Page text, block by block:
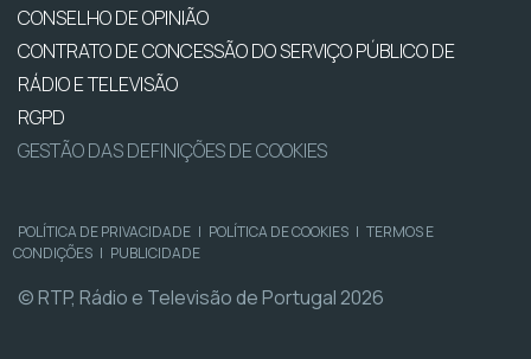
CONSELHO DE OPINIÃO
CONTRATO DE CONCESSÃO DO SERVIÇO PÚBLICO DE
RÁDIO E TELEVISÃO
RGPD
GESTÃO DAS DEFINIÇÕES DE COOKIES
POLÍTICA DE PRIVACIDADE | POLÍTICA DE COOKIES | TERMOS E
CONDIÇÕES | PUBLICIDADE
© RTP, Rádio e Televisão de Portugal 2026